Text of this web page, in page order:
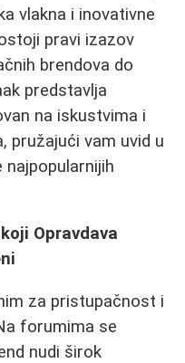
vlakna i inovativne
pravi izazov
brendova do
predstavlja
na iskustvima i
pružajući vam uvid u
Opravdava
za pristupačnost i
forumima se
nudi širok